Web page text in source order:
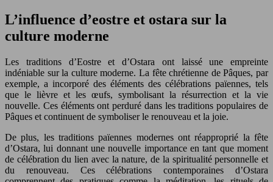
L’influence d’eostre et ostara sur la
culture moderne
Les traditions d’Eostre et d’Ostara ont laissé une empreinte
indéniable sur la culture moderne. La fête chrétienne de Pâques, par
exemple, a incorporé des éléments des célébrations païennes, tels
que le lièvre et les œufs, symbolisant la résurrection et la vie
nouvelle. Ces éléments ont perduré dans les traditions populaires de
Pâques et continuent de symboliser le renouveau et la joie.
De plus, les traditions païennes modernes ont réapproprié la fête
d’Ostara, lui donnant une nouvelle importance en tant que moment
de célébration du lien avec la nature, de la spiritualité personnelle et
du renouveau. Ces célébrations contemporaines d’Ostara